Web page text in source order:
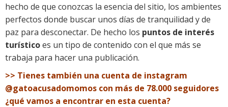
hecho de que conozcas la esencia del sitio, los ambientes
perfectos donde buscar unos días de tranquilidad y de
paz para desconectar. De hecho los puntos de interés
turísticoes un tipo de contenido con el que más se
trabaja para hacer una publicación.
>> Tienes también una cuenta de instagram
@gatoacusadomomos con más de 78.000 seguidores
¿qué vamos a encontrar en esta cuenta?